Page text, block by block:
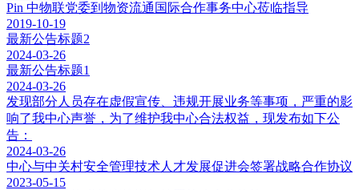
Pin 中物联党委到物资流通国际合作事务中心莅临指导
2019-10-19
最新公告标题2
2024-03-26
最新公告标题1
2024-03-26
发现部分人员存在虚假宣传、违规开展业务等事项，严重的影
响了我中心声誉，为了维护我中心合法权益，现发布如下公
告：
2024-03-26
中心与中关村安全管理技术人才发展促进会签署战略合作协议
2023-05-15